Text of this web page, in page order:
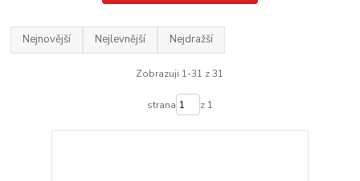
Nejnovější Nejlevnější Nejdražší
Zobrazuji 1-31 z 31
strana z 1